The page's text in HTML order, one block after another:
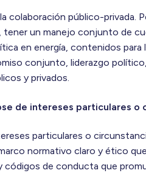
colaboración público-privada.
un manejo conjunto de
en energía, contenidos para
conjunto, liderazgo
y privados.
de intereses particulares o
particulares o
normativo claro y ético
códigos de conducta que